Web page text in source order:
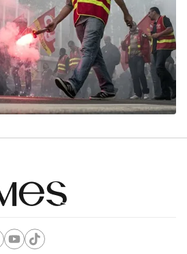
VTV Thể thao
Bất động sản
Tấm lòng Việt
English